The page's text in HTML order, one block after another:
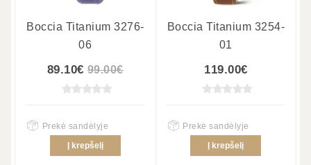
Boccia Titanium 3276-
06
89.10€ 99.00€
Prekė sandėlyje
Į krepšelį
Boccia Titanium 3254-
01
119.00€
Prekė sandėlyje
Į krepšelį